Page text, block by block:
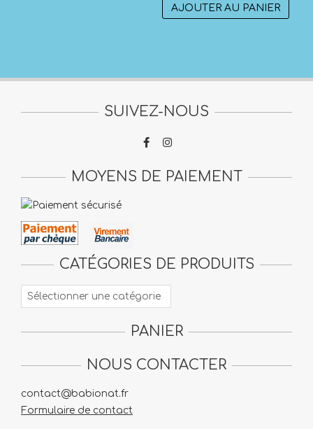
AJOUTER AU PANIER
SUIVEZ-NOUS
MOYENS DE PAIEMENT
CATÉGORIES DE PRODUITS
PANIER
NOUS CONTACTER
contact@babionat.fr
Formulaire de contact